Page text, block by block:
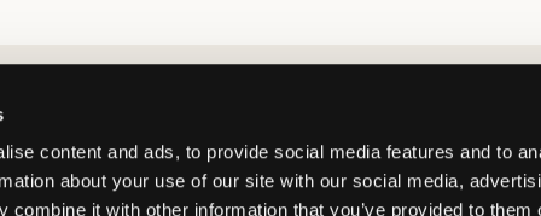
content and ads, to provide social media features and to
about your use of our site with our social media,
combine it with other information that you’ve provided to them